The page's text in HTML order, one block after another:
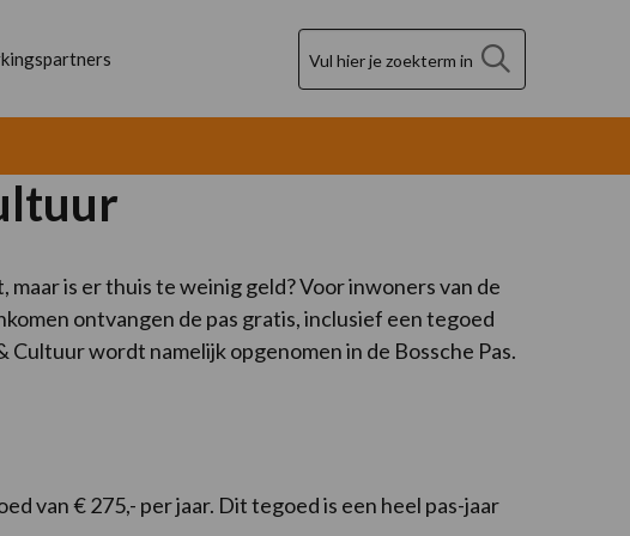
is er thuis te weinig geld? Voor inwoners van de
ontvangen de pas gratis, inclusief een tegoed
wordt namelijk opgenomen in de Bossche Pas.
van € 275,- per jaar. Dit tegoed is een heel pas-jaar